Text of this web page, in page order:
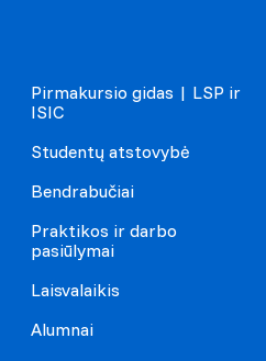
Pirmakursio gidas | LSP ir
ISIC
Studentų atstovybė
Bendrabučiai
Praktikos ir darbo
pasiūlymai
Laisvalaikis
Alumnai